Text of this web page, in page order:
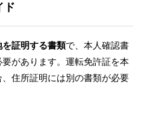
ド
証明する書類で、本人確認書
があります。運転免許証を本
住所証明には別の書類が必要